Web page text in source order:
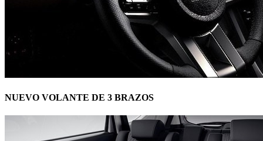
NUEVO VOLANTE DE 3 BRAZOS